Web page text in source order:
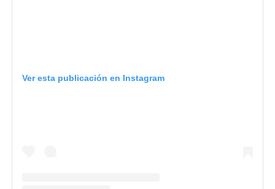
Ver esta publicación en Instagram